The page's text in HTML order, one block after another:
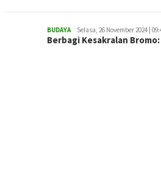
BUDAYA Selasa, 26 November 2024 |
Berbagi Kesakralan